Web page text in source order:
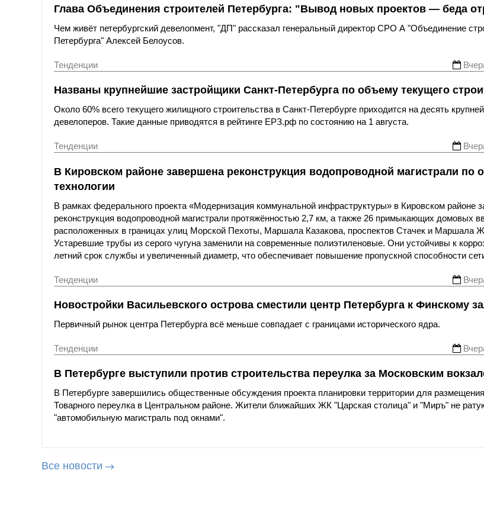
Глава Объединения строителей Петербурга: "Вывод новых проектов — беда
Чем живёт петербургский девелопмент, "ДП" рассказал генеральный директор СРО А "Объединение
Петербурга" Алексей Белоусов.
Тенденции
Названы крупнейшие застройщики Санкт-Петербурга по объему текущего
Около 60% всего текущего жилищного строительства в Санкт-Петербурге приходится на десять
девелоперов. Такие данные приводятся в рейтинге ЕРЗ.рф по состоянию на 1 августа.
Тенденции
В Кировском районе завершена реконструкция водопроводной магистрали по
технологии
В рамках федерального проекта «Модернизация коммунальной инфраструктуры» в Кировском районе
реконструкция водопроводной магистрали протяжённостью 2,7 км, а также 26 примыкающих домовых
расположенных в границах улиц Морской Пехоты, Маршала Казакова, проспектов Стачек и Маршала
Устаревшие трубы из серого чугуна заменили на современные полиэтиленовые. Они устойчивы к
летний срок службы и увеличенный диаметр, что обеспечивает повышение пропускной способности
Тенденции
Новостройки Васильевского острова сместили центр Петербурга к Финскому
Первичный рынок центра Петербурга всё меньше совпадает с границами исторического ядра.
Тенденции
В Петербурге выступили против строительства переулка за Московским
В Петербурге завершились общественные обсуждения проекта планировки территории для
Товарного переулка в Центральном районе. Жители ближайших ЖК "Царская столица" и "Миръ" не
"автомобильную магистраль под окнами".
Все новости